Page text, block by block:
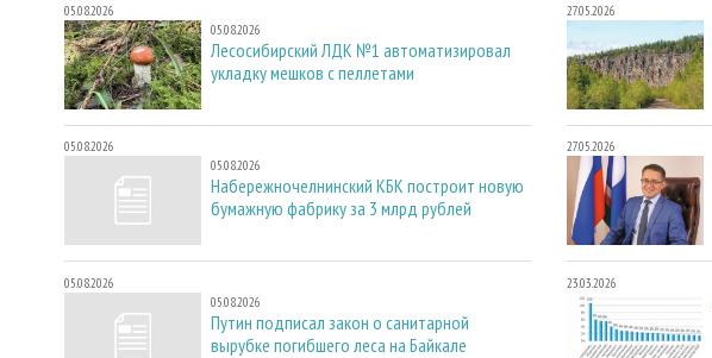
05.08.2026
05.08.2026
Лесосибирский ЛДК №1 автоматизировал
укладку мешков с пеллетами
05.08.2026
05.08.2026
Набережночелнинский КБК построит новую
бумажную фабрику за 3 млрд рублей
05.08.2026
05.08.2026
Путин подписал закон о санитарной
вырубке погибшего леса на Байкале
27.05.2026
27.05.2026
23.03.2026